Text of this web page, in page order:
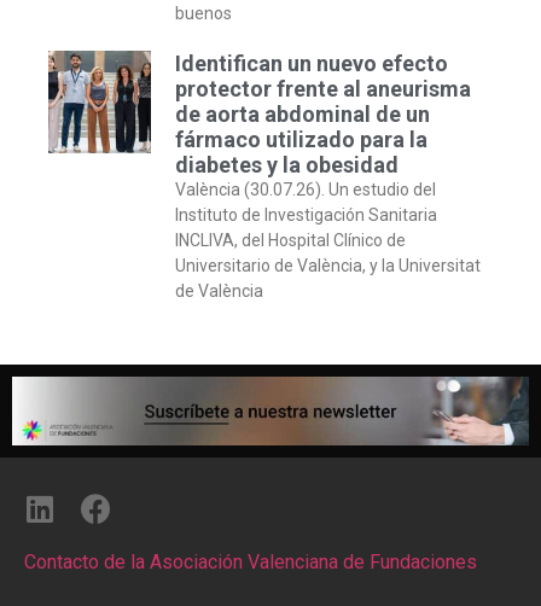
buenos
Identifican un nuevo efecto
protector frente al aneurisma
de aorta abdominal de un
fármaco utilizado para la
diabetes y la obesidad
València (30.07.26). Un estudio del
Instituto de Investigación Sanitaria
INCLIVA, del Hospital Clínico de
Universitario de València, y la Universitat
de València
Contacto de la Asociación Valenciana de Fundaciones